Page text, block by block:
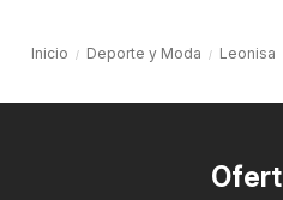
Inicio Deporte y Moda Leonisa